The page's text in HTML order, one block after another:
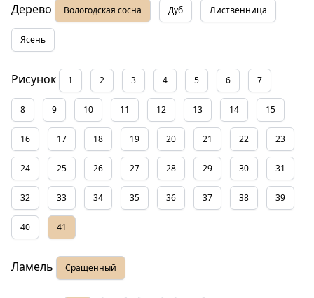
Дерево Вологодская сосна Дуб Лиственница
Ясень
Рисунок 1 2 3 4 5 6 7
8 9 10 11 12 13 14 15
16 17 18 19 20 21 22 23
24 25 26 27 28 29 30 31
32 33 34 35 36 37 38 39
40 41
Ламель Сращенный